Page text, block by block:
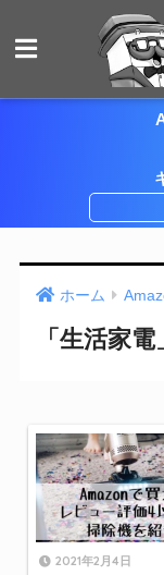
ホーム
「生活家
2021年2月4日